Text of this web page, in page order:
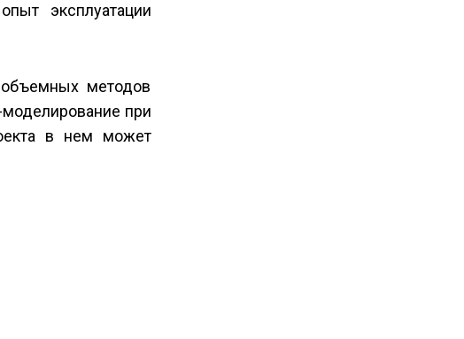
эксплуатации
объемных методов
при
в нем может